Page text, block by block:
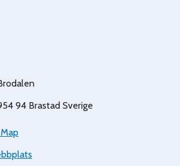
94 Brastad Sverige